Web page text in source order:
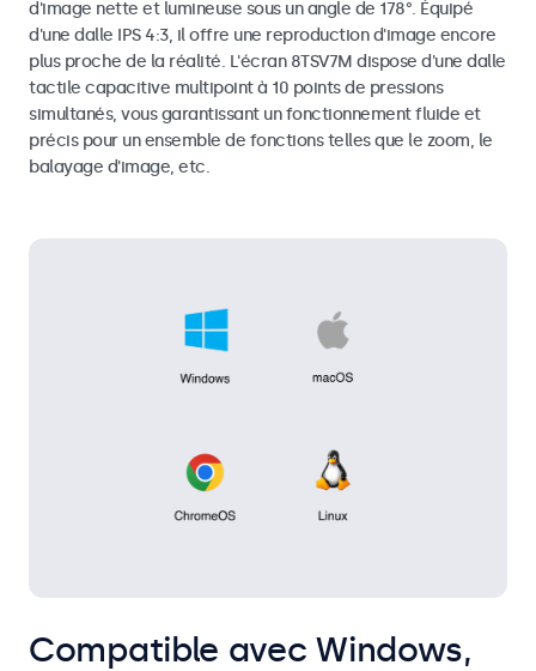
d'image nette et lumineuse sous un angle de 178°. Équipé
d'une dalle IPS 4:3, il offre une reproduction d'image encore
plus proche de la réalité. L'écran 8TSV7M dispose d'une dalle
tactile capacitive multipoint à 10 points de pressions
simultanés, vous garantissant un fonctionnement fluide et
précis pour un ensemble de fonctions telles que le zoom, le
balayage d'image, etc.
Compatible avec Windows,